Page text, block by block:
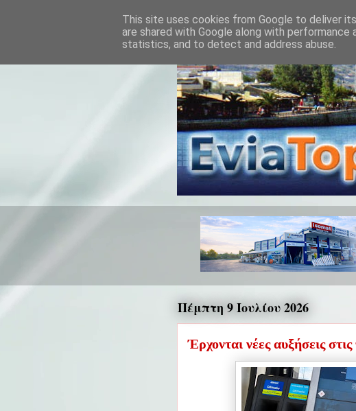
Πέμπτη 9 Ιουλίου 2026
Έρχονται νέες αυξήσεις στις
This site uses cookies from Google to deliver
are shared with Google along with
statistics, and to detect and address abuse.